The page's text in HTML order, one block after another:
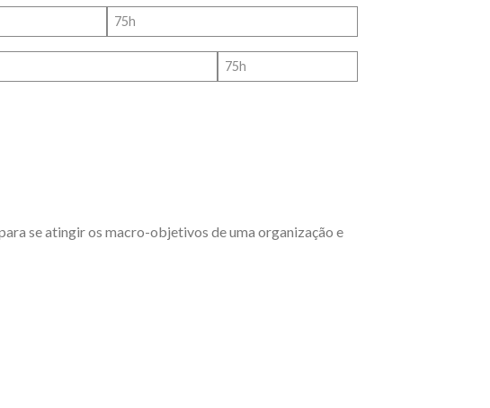
75h
75h
se atingir os macro-objetivos de uma organização e